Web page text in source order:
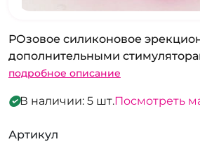
РОзовое силиконовое
дополнительными
подробное описание
В наличии: 5 шт.Посмотреть
Артикул